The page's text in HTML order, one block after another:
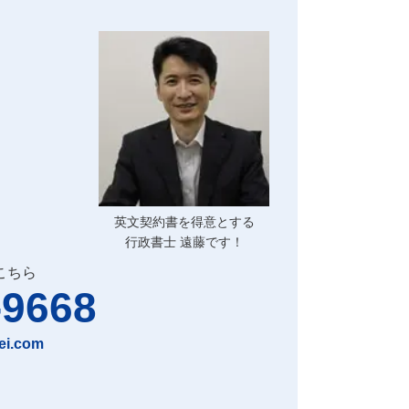
英文契約書を得意とする
行政書士 遠藤です！
ちら